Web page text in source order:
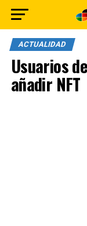
ACTUALIDAD
Usuarios
añadir NFT